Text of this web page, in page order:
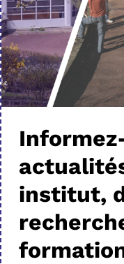
institut,